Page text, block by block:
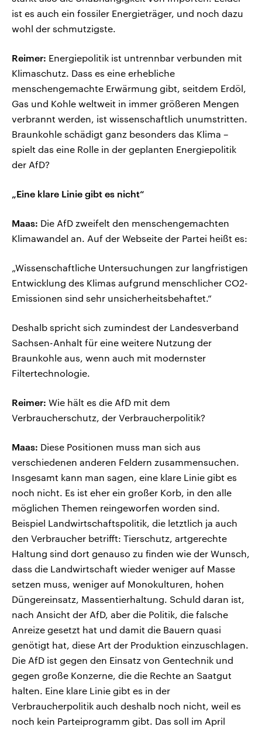
ist es auch ein fossiler Energieträger, und noch dazu
wohl der schmutzigste.
Reimer: Energiepolitik ist untrennbar verbunden mit
Klimaschutz. Dass es eine erhebliche
menschengemachte Erwärmung gibt, seitdem Erdöl,
Gas und Kohle weltweit in immer größeren Mengen
verbrannt werden, ist wissenschaftlich unumstritten.
Braunkohle schädigt ganz besonders das Klima –
spielt das eine Rolle in der geplanten Energiepolitik
der AfD?
„Eine klare Linie gibt es nicht“
Maas: Die AfD zweifelt den menschengemachten
Klimawandel an. Auf der Webseite der Partei heißt es:
„Wissenschaftliche Untersuchungen zur langfristigen
Entwicklung des Klimas aufgrund menschlicher CO2-
Emissionen sind sehr unsicherheitsbehaftet.“
Deshalb spricht sich zumindest der Landesverband
Sachsen-Anhalt für eine weitere Nutzung der
Braunkohle aus, wenn auch mit modernster
Filtertechnologie.
Reimer: Wie hält es die AfD mit dem
Verbraucherschutz, der Verbraucherpolitik?
Maas: Diese Positionen muss man sich aus
verschiedenen anderen Feldern zusammensuchen.
Insgesamt kann man sagen, eine klare Linie gibt es
noch nicht. Es ist eher ein großer Korb, in den alle
möglichen Themen reingeworfen worden sind.
Beispiel Landwirtschaftspolitik, die letztlich ja auch
den Verbraucher betrifft: Tierschutz, artgerechte
Haltung sind dort genauso zu finden wie der Wunsch,
dass die Landwirtschaft wieder weniger auf Masse
setzen muss, weniger auf Monokulturen, hohen
Düngereinsatz, Massentierhaltung. Schuld daran ist,
nach Ansicht der AfD, aber die Politik, die falsche
Anreize gesetzt hat und damit die Bauern quasi
genötigt hat, diese Art der Produktion einzuschlagen.
Die AfD ist gegen den Einsatz von Gentechnik und
gegen große Konzerne, die die Rechte an Saatgut
halten. Eine klare Linie gibt es in der
Verbraucherpolitik auch deshalb noch nicht, weil es
noch kein Parteiprogramm gibt. Das soll im April